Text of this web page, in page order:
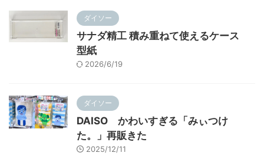
ダイソー
サナダ精工 積み重ねて使えるケース
型紙
2026/6/19
ダイソー
DAISO かわいすぎる「みぃつけ
た。」再販きた
2025/12/11